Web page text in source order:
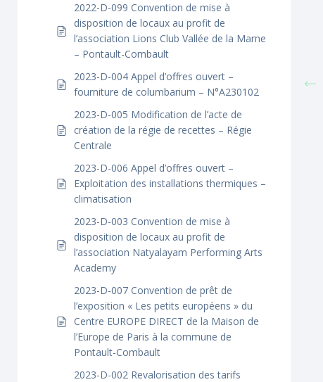
2022-D-099 Convention de mise à
disposition de locaux au profit de
l’association Lions Club Vallée de la Marne
– Pontault-Combault
2023-D-004 Appel d’offres ouvert –
fourniture de columbarium – N°A230102
2023-D-005 Modification de l’acte de
création de la régie de recettes – Régie
Centrale
2023-D-006 Appel d’offres ouvert –
Exploitation des installations thermiques –
climatisation
2023-D-003 Convention de mise à
disposition de locaux au profit de
l’association Natyalayam Performing Arts
Academy
2023-D-007 Convention de prêt de
l’exposition « Les petits européens » du
Centre EUROPE DIRECT de la Maison de
l’Europe de Paris à la commune de
Pontault-Combault
2023-D-002 Revalorisation des tarifs